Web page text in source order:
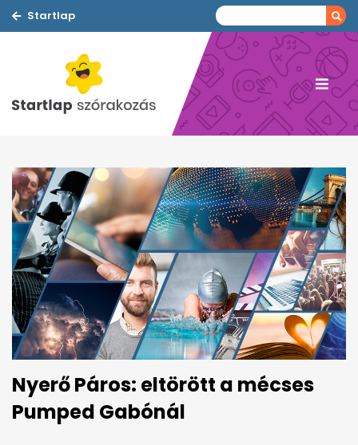
Startlap
Nyerő Páros: eltörött a mécses
Pumped Gabónál